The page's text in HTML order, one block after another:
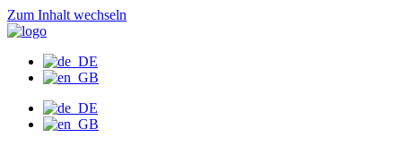
Zum Inhalt wechseln